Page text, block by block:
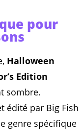
pour
Halloween
Edition
sombre.
édité par Big Fish
genre spécifique